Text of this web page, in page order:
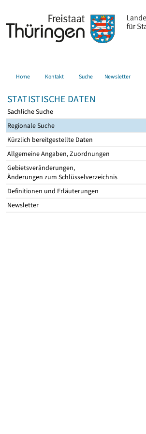
Home Kontakt Suche Newsletter
STATISTISCHE DATEN
Sachliche Suche
Regionale Suche
Kürzlich bereitgestellte Daten
Allgemeine Angaben, Zuordnungen
Gebietsveränderungen,
Änderungen zum Schlüsselverzeichnis
Definitionen und Erläuterungen
Newsletter